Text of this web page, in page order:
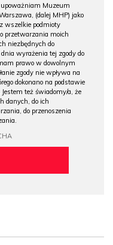
Muzeum
(dalej MHP) jako
wszelkie podmioty
przetwarzania moich
niezbędnych do
wyrażenia tej zgody do
prawo w dowolnym
zgody nie wpływa na
dokonano na podstawie
też świadomy/a, że
danych, do ich
do przenoszenia